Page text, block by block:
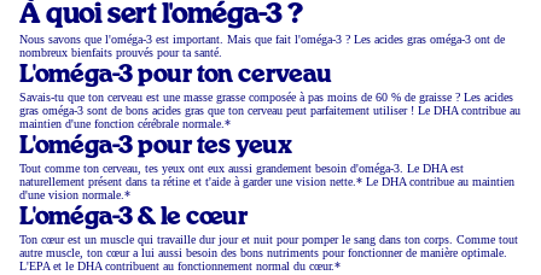
À quoi sert l'oméga-3 ?
Nous savons que l'oméga-3 est important. Mais que fait l'oméga-3 ? Les acides gras oméga-3 ont de
nombreux bienfaits prouvés pour ta santé.
L'oméga-3 pour ton cerveau
Savais-tu que ton cerveau est une masse grasse composée à pas moins de 60 % de graisse ? Les acides
gras oméga-3 sont de bons acides gras que ton cerveau peut parfaitement utiliser ! Le DHA contribue au
maintien d'une fonction cérébrale normale.*
L'oméga-3 pour tes yeux
Tout comme ton cerveau, tes yeux ont eux aussi grandement besoin d'oméga-3. Le DHA est
naturellement présent dans ta rétine et t'aide à garder une vision nette.* Le DHA contribue au maintien
d'une vision normale.*
L'oméga-3 & le cœur
Ton cœur est un muscle qui travaille dur jour et nuit pour pomper le sang dans ton corps. Comme tout
autre muscle, ton cœur a lui aussi besoin des bons nutriments pour fonctionner de manière optimale.
L'EPA et le DHA contribuent au fonctionnement normal du cœur.*